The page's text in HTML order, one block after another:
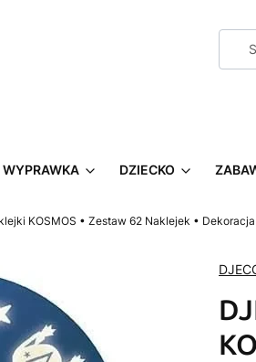
WYPRAWKA DZIECKO
KOSMOS • Zestaw 62 Naklejek •